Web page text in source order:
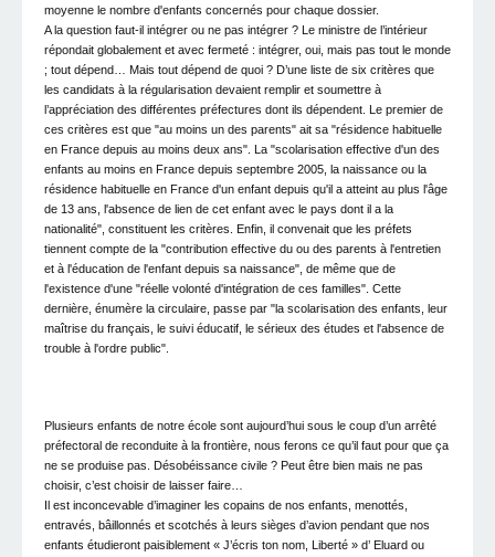
moyenne le nombre d'enfants concernés pour chaque dossier.
A la question faut-il intégrer ou ne pas intégrer ? Le ministre de l’intérieur
répondait globalement et avec fermeté : intégrer, oui, mais pas tout le monde
; tout dépend… Mais tout dépend de quoi ? D’une liste de six critères que
les candidats à la régularisation devaient remplir et soumettre à
l’appréciation des différentes préfectures dont ils dépendent. Le premier de
ces critères est que "au moins un des parents" ait sa "résidence habituelle
en France depuis au moins deux ans". La "scolarisation effective d'un des
enfants au moins en France depuis septembre 2005, la naissance ou la
résidence habituelle en France d'un enfant depuis qu'il a atteint au plus l'âge
de 13 ans, l'absence de lien de cet enfant avec le pays dont il a la
nationalité", constituent les critères. Enfin, il convenait que les préfets
tiennent compte de la "contribution effective du ou des parents à l'entretien
et à l'éducation de l'enfant depuis sa naissance", de même que de
l'existence d'une "réelle volonté d'intégration de ces familles". Cette
dernière, énumère la circulaire, passe par "la scolarisation des enfants, leur
maîtrise du français, le suivi éducatif, le sérieux des études et l'absence de
trouble à l'ordre public".
Plusieurs enfants de notre école sont aujourd’hui sous le coup d’un arrêté
préfectoral de reconduite à la frontière, nous ferons ce qu’il faut pour que ça
ne se produise pas. Désobéissance civile ? Peut être bien mais ne pas
choisir, c’est choisir de laisser faire…
Il est inconcevable d’imaginer les copains de nos enfants, menottés,
entravés, bâillonnés et scotchés à leurs sièges d’avion pendant que nos
enfants étudieront paisiblement « J’écris ton nom, Liberté » d’ Eluard ou